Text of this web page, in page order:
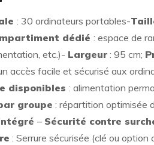
: 30 ordinateurs portables-
dédié : espace de
etc.)- Largeur: 95 cm;
accès facile et sécurisé aux
disponibles : alimentation
groupe : répartition optimisée
– Sécurité contre
: Serrure sécurisée (clé ou